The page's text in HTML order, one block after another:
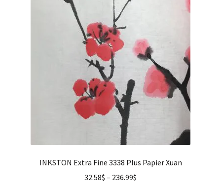
INKSTON Extra Fine 3338 Plus Papier Xuan
32.58$ – 236.99$